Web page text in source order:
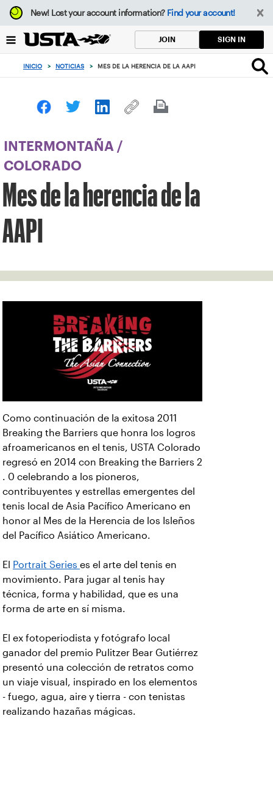
Enfoque
desde
botón
volver
principio
New!Lost your account information? Find your account!
JOIN SIGN IN
INICIO > NOTICIAS > MES DE LA HERENCIA DE LA AAPI
INTERMONTAÑA /
COLORADO
Mes de la herencia de la
AAPI
Como continuación de la exitosa 2011
Breaking the Barriers que honra los logros
afroamericanos en el tenis, USTA Colorado
regresó en 2014 con Breaking the Barriers 2
. 0 celebrando a los pioneros,
contribuyentes y estrellas emergentes del
tenis local de Asia Pacífico Americano en
honor al Mes de la Herencia de los Isleños
del Pacífico Asiático Americano.
El Portrait Series es el arte del tenis en
movimiento. Para jugar al tenis hay
técnica, forma y habilidad, que es una
forma de arte en sí misma.
El ex fotoperiodista y fotógrafo local
ganador del premio Pulitzer Bear Gutiérrez
presentó una colección de retratos como
un viaje visual, inspirado en los elementos
- fuego, agua, aire y tierra - con tenistas
realizando hazañas mágicas.